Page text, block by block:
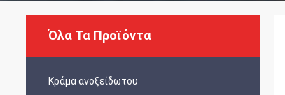
Όλα Τα Προϊόντα
Κράμα ανοξείδωτου